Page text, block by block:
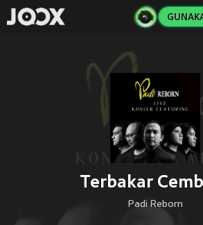
Terbakar
Padi Reborn